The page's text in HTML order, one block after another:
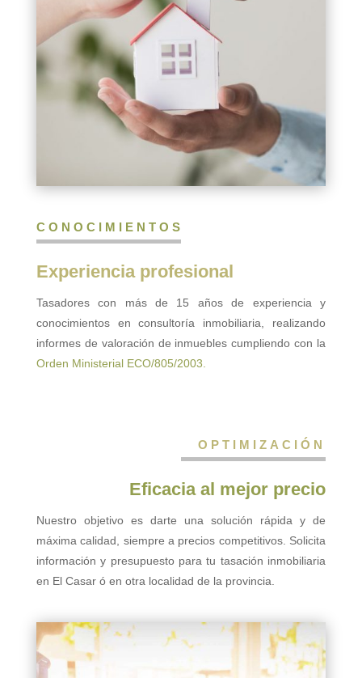
CONOCIMIENTOS
Experiencia profesional
Tasadores con más de 15 años de experiencia y
conocimientos en consultoría inmobiliaria, realizando
informes de valoración de inmuebles cumpliendo con la
Orden Ministerial ECO/805/2003.
OPTIMIZACIÓN
Eficacia al mejor precio
Nuestro objetivo es darte una solución rápida y de
máxima calidad, siempre a precios competitivos. Solicita
información y presupuesto para tu tasación inmobiliaria
en El Casar ó en otra localidad de la provincia.